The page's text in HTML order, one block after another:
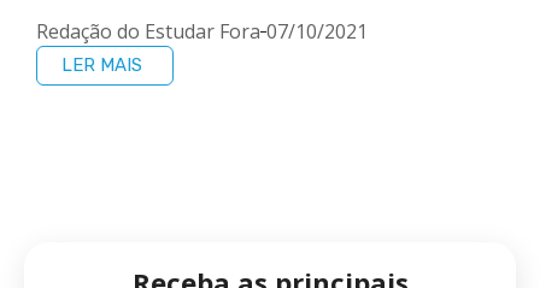
Redação do Estudar Fora 07/10/2021
LER MAIS